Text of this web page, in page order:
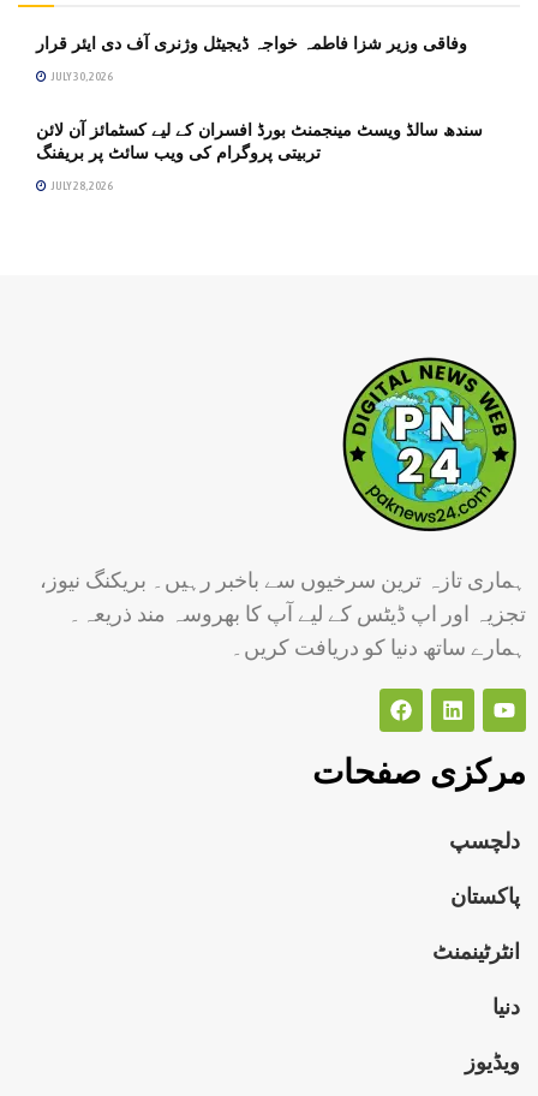
وفاقی وزیر شزا فاطمہ خواجہ ڈیجیٹل وژنری آف دی ایئر قرار
JULY 30, 2026
سندھ سالڈ ویسٹ مینجمنٹ بورڈ افسران کے لیے کسٹمائز آن لائن
تربیتی پروگرام کی ویب سائٹ پر بریفنگ
JULY 28, 2026
مرکزی صفحات
دلچسپ
پاکستان
انٹرٹینمنٹ
دنیا
ویڈیوز
ہماری تازہ ترین سرخیوں سے باخبر رہیں۔ بریکنگ نیوز،
تجزیہ اور اپ ڈیٹس کے لیے آپ کا بھروسہ مند ذریعہ۔
ہمارے ساتھ دنیا کو دریافت کریں۔